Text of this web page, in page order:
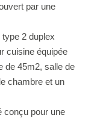
par une
2 duplex
cuisine équipée
de 45m2, salle de
chambre et un
conçu pour une